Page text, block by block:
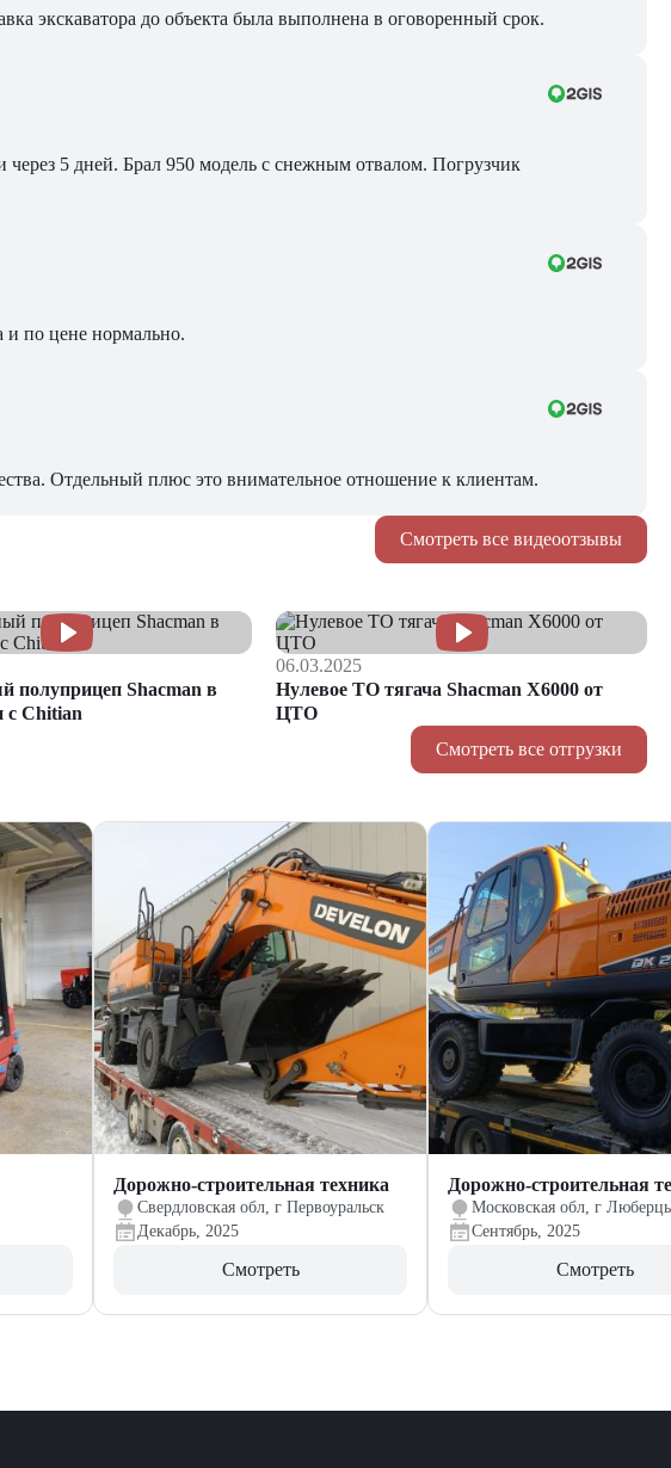
экскаватора до объекта была выполнена в оговоренный срок.
5 дней. Брал 950 модель с снежным отвалом. Погрузчик
и по цене нормально.
Отдельный плюс это внимательное отношение к клиентам.
Смотреть все видеоотзывы
полуприцеп Shacman в
с Chitian
06.03.2025
Нулевое ТО тягача Shacman Х6000 от
ЦТО
Смотреть все отгрузки
Дорожно-строительная техника
Свердловская обл, г Первоуральск
Декабрь, 2025
Смотреть
Дорожно-строительная
Московская обл, г
Сентябрь, 2025
Смотреть